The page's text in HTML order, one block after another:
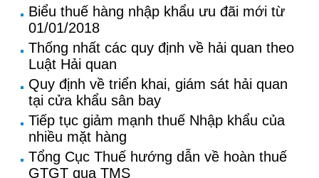
Biểu thuế hàng nhập khẩu ưu đãi mới từ
01/01/2018
Thống nhất các quy định về hải quan theo
Luật Hải quan
Quy định về triển khai, giám sát hải quan
tại cửa khẩu sân bay
Tiếp tục giảm mạnh thuế Nhập khẩu của
nhiều mặt hàng
Tổng Cục Thuế hướng dẫn về hoàn thuế
GTGT qua TMS